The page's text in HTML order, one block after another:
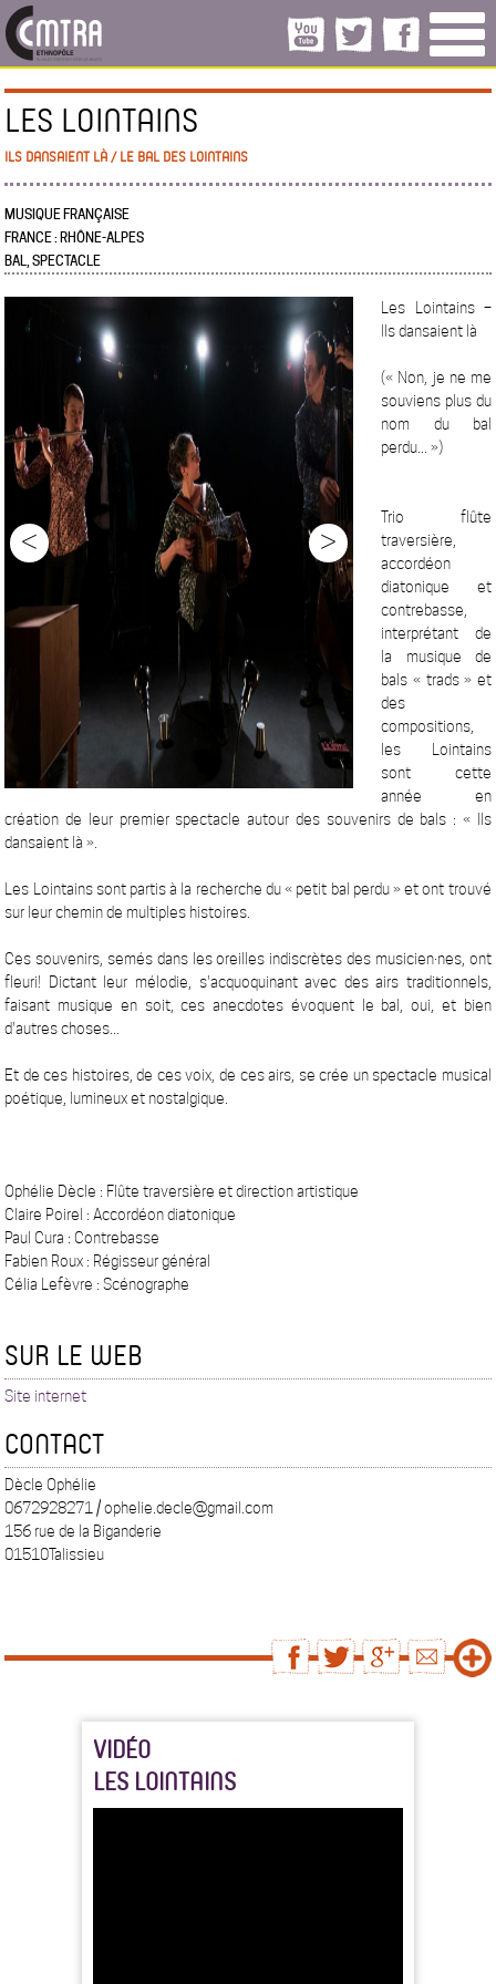
LES LOINTAINS
ILS DANSAIENT LÀ / LE BAL DES LOINTAINS
MUSIQUE FRANÇAISE
FRANCE : RHÔNE-ALPES
BAL, SPECTACLE
< >
Les Lointains –
Ils dansaient là
(« Non, je ne me
souviens plus du
nom du bal
perdu... »)
Trio flûte
traversière,
accordéon
diatonique et
contrebasse,
interprétant de
la musique de
bals « trads » et
des
compositions,
les Lointains
sont cette
année en
création de leur premier spectacle autour des souvenirs de bals : « Ils
dansaient là ».
Les Lointains sont partis à la recherche du « petit bal perdu » et ont trouvé
sur leur chemin de multiples histoires.
Ces souvenirs, semés dans les oreilles indiscrètes des musicien·nes, ont
fleuri! Dictant leur mélodie, s'acquoquinant avec des airs traditionnels,
faisant musique en soit, ces anecdotes évoquent le bal, oui, et bien
d'autres choses...
Et de ces histoires, de ces voix, de ces airs, se crée un spectacle musical
poétique, lumineux et nostalgique.
Ophélie Dècle : Flûte traversière et direction artistique
Claire Poirel : Accordéon diatonique
Paul Cura : Contrebasse
Fabien Roux : Régisseur général
Célia Lefèvre : Scénographe
SUR LE WEB
Site internet
CONTACT
Dècle Ophélie
0672928271 / ophelie.decle@gmail.com
156 rue de la Biganderie
01510Talissieu
VIDÉO
LES LOINTAINS